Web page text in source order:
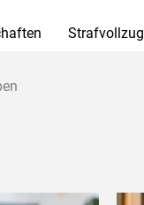
Strafvollzug